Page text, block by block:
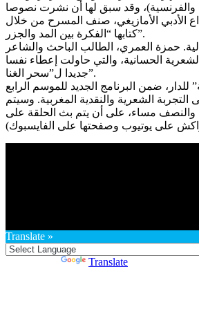
والفرنسية)، وقد سبق لها أن نشرت نصوصا
في المسابقة الوطنية للإبداع الأدبي الأمازيغي، صنف المسرح من خلال
كتابها “الفكرة بين المد والجزر”.
حمزة العمري، الطالب الباحث والشاعر
الحسانية، والتي حاولت إعطاء نفسا
جديدا ل”سحر الغنا”.
ضمن البرنامج الجديد للموسم الرابع
الشعرية والنقدية المغربية. وسيتم
الثقافي الداوديات) على الساعة الرابعة والنصف مساء، على أن يتم بث الحلقة على
Translate »
Translate